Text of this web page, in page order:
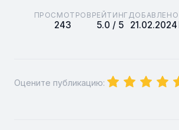
ПРОСМОТРОВ
243
РЕЙТИНГ
5.0 / 5
ДОБАВЛЕНО
21.02.2024
Оцените публикацию: